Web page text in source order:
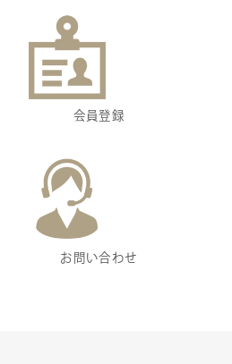
会員登録
お問い合わせ